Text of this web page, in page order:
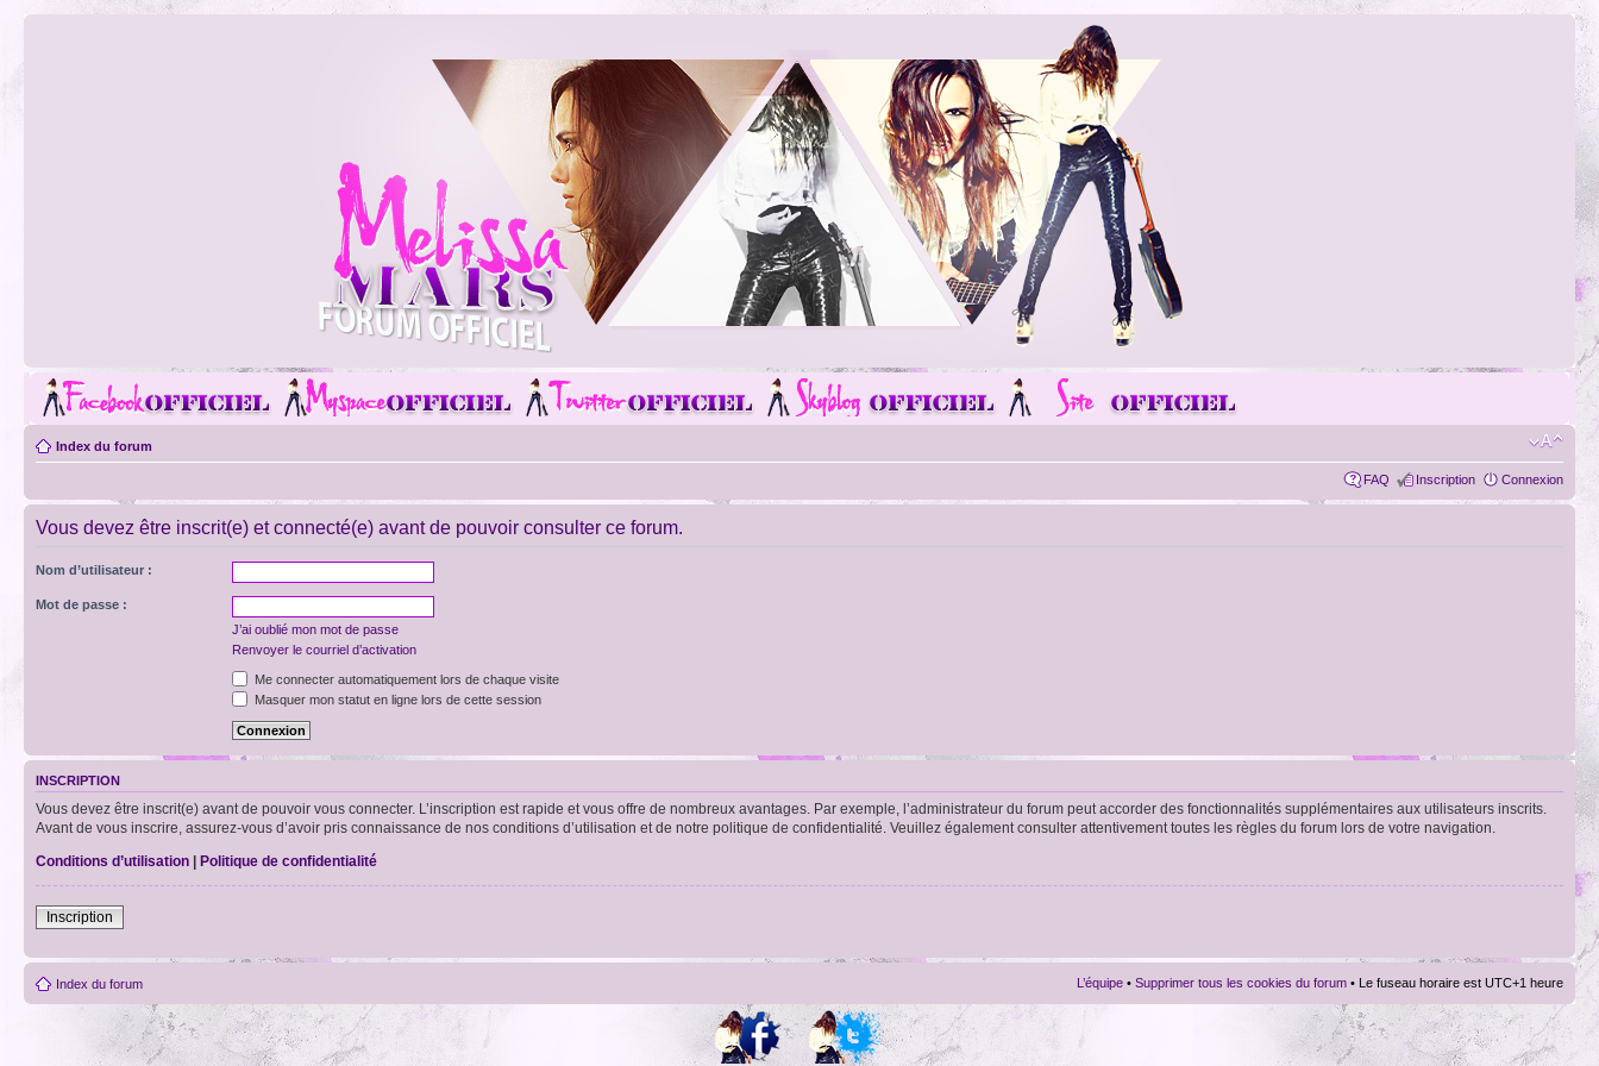
Index du forum
FAQ Inscription Connexion
Vous devez être inscrit(e) et connecté(e) avant de pouvoir consulter ce forum.
Nom d’utilisateur :
Mot de passe :
J’ai oublié mon mot de passe
Renvoyer le courriel d’activation
Me connecter automatiquement lors de chaque visite
Masquer mon statut en ligne lors de cette session
INSCRIPTION
Vous devez être inscrit(e) avant de pouvoir vous connecter. L’inscription est rapide et vous offre de nombreux avantages. Par exemple, l’administrateur du forum peut accorder des fonctionnalités supplémentaires aux utilisateurs inscrits.
Avant de vous inscrire, assurez-vous d’avoir pris connaissance de nos conditions d’utilisation et de notre politique de confidentialité. Veuillez également consulter attentivement toutes les règles du forum lors de votre navigation.
Conditions d’utilisation | Politique de confidentialité
Inscription
Index du forum L’équipe • Supprimer tous les cookies du forum • Le fuseau horaire est UTC+1 heure